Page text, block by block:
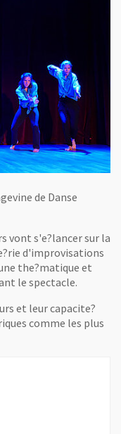
de Danse
vont s'e?lancer sur la
d'improvisations
the?matique et
le spectacle.
et leur capacite?
comme les plus